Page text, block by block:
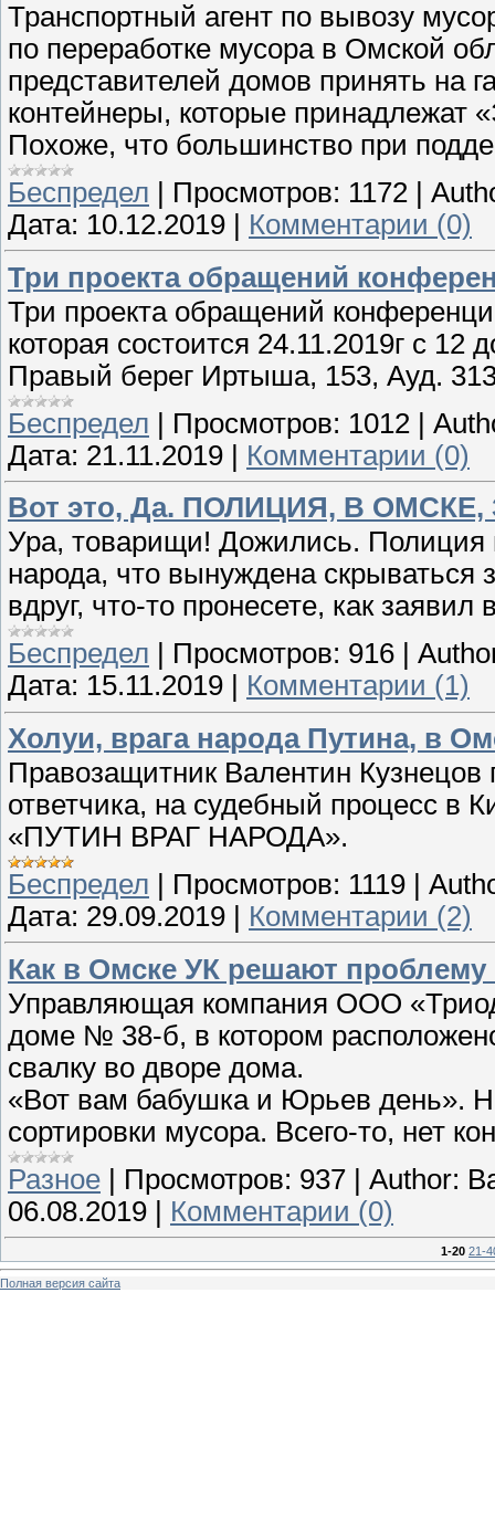
Транспортный агент по вывозу
по переработке мусора в Омской
представителей домов принять на
контейнеры, которые принадлежат
Похоже, что большинство при
Беспредел
Просмотров: 1172
Дата: 10.12.2019
Комментарии (0)
Три проекта обращений
Три проекта обращений
которая состоится 24.11.2019г с 12
Правый берег Иртыша, 153, Ауд.
Беспредел | Просмотров: 1012 |
Дата: 21.11.2019 | Комментарии (0)
Вот это, Да. ПОЛИЦИЯ, В
Ура, товарищи! Дожились. Полиция
народа, что вынуждена скрываться
вдруг, что-то пронесете, как
Беспредел
Просмотров: 916
Дата: 15.11.2019
Комментарии (1)
Холуи, врага народа Путина, в
Правозащитник Валентин Кузнецов
ответчика, на судебный процесс в
«ПУТИН ВРАГ НАРОДА».
Беспредел
Просмотров: 1119
Дата: 29.09.2019
Комментарии (2)
Как в Омске УК решают
Управляющая компания ООО
доме № 38-б, в котором
свалку во дворе дома.
«Вот вам бабушка и Юрьев день».
сортировки мусора. Всего-то, нет
Разное | Просмотров: 937 | Author:
06.08.2019 | Комментарии (0)
1-20 21-
Полная версия сайта